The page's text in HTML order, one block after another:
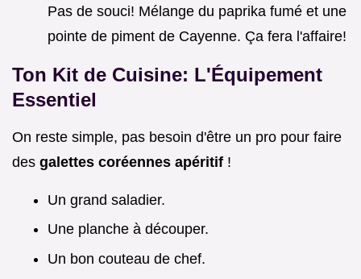
Pas de souci! Mélange du paprika fumé et une
pointe de piment de Cayenne. Ça fera l'affaire!
Ton Kit de Cuisine: L'Équipement
Essentiel
On reste simple, pas besoin d'être un pro pour faire
des galettes coréennes apéritif !
Un grand saladier.
Une planche à découper.
Un bon couteau de chef.